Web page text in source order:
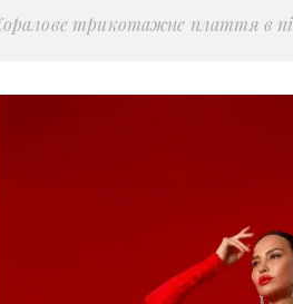
трикотажне плаття в